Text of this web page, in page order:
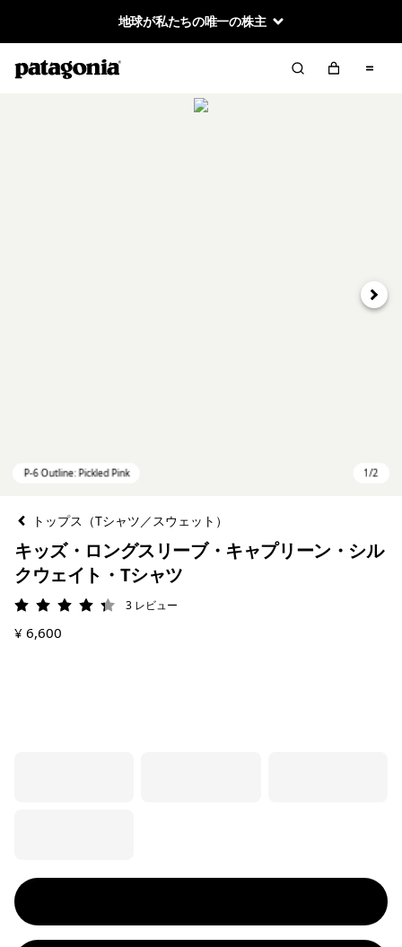
地球が私たちの唯一の株主
次へ
トップス（Tシャツ／スウェット）
キッズ・ロングスリーブ・キャプリーン・シル
クウェイト・Tシャツ
評価: 4.3 / 5
3 レビュー
¥ 6,600